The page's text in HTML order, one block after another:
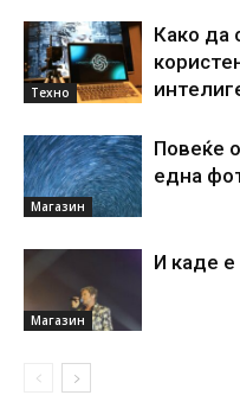
Техно
Како да
Магазин
Повеќе
една
Магазин
И каде